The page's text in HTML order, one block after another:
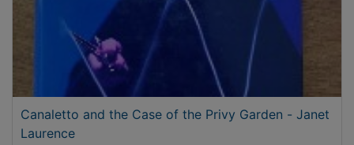
Canaletto and the Case of the Privy Garden - Janet
Laurence